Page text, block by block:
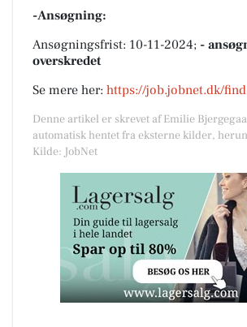
-Ansøgning:
Ansøgningsfrist: 10-11-2024; -
overskredet
Se mere her: https://job.jobnet.dk/
Denne artikel er skrevet af Emilie
automatisk hentet fra eksterne kilder,
Kilde: JobNet